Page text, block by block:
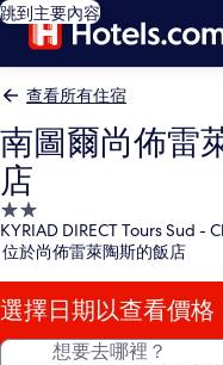
跳到主要內容
查看所有住宿
南圖爾尚佈雷
店
2.0
星
級
住
宿
KYRIAD DIRECT Tours Sud -
位於尚佈雷萊陶斯的飯店
選擇日期以查看價格
想要去哪裡？